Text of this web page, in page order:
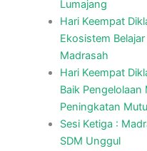
Lumajang
Hari Keempat
Ekosistem
Madrasah
Hari Keempat
Baik
Peningkatan Mutu
Sesi Ketiga :
SDM Unggul